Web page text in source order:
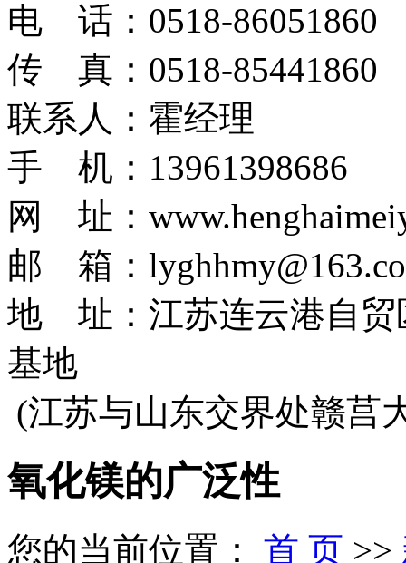
电 话：0518-86051860
传 真：0518-85441860
联系人：霍经理
手 机：13961398686
网 址：
邮 箱：
地 址：江苏连云港自贸
基地
(江苏与山东交界处赣莒
氧化镁的广泛性
您的当前位置： 首 页 >>